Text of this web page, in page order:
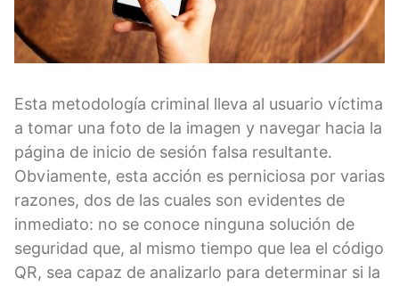
Esta metodología criminal lleva al usuario víctima
a tomar una foto de la imagen y navegar hacia la
página de inicio de sesión falsa resultante.
Obviamente, esta acción es perniciosa por varias
razones, dos de las cuales son evidentes de
inmediato: no se conoce ninguna solución de
seguridad que, al mismo tiempo que lea el código
QR, sea capaz de analizarlo para determinar si la